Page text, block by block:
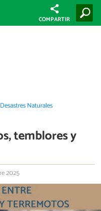
COMPARTIR
Naturales
temblores y
2025